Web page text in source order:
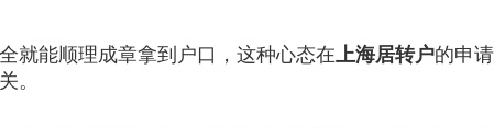
能顺理成章拿到户口，这种心态在上海居转户的申
。